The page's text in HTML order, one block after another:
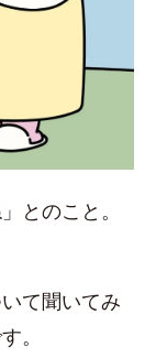
とのこと。
て聞いてみ
。